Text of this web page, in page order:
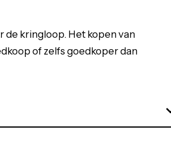
de kringloop. Het kopen van
of zelfs goedkoper dan